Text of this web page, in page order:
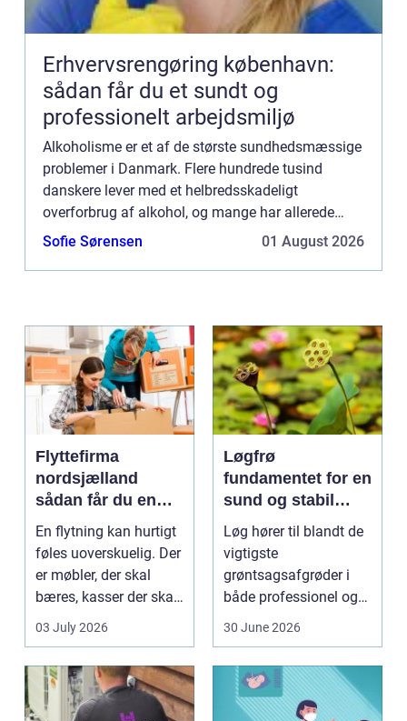
Erhvervsrengøring københavn:
sådan får du et sundt og
professionelt arbejdsmiljø
Alkoholisme er et af de største sundhedsmæssige
problemer i Danmark. Flere hundrede tusind
danskere lever med et helbredsskadeligt
overforbrug af alkohol, og mange har allerede
taget varig skade af deres alkoholmisbrug. Dertil
Sofie Sørensen 01 August 2026
Flyttefirma
nordsjælland
sådan får du en
tryg og effektiv
flytning
En flytning kan hurtigt
føles uoverskuelig. Der
er møbler, der skal
bæres, kasser der skal
pakkes, o...
03 July 2026
Løgfrø
fundamentet for en
sund og stabil
løgavl
Løg hører til blandt de
vigtigste
grøntsagsafgrøder i
både professionel og
30 June 2026